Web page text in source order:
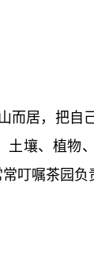
而居，把自
土壤、植
叮嘱茶园负